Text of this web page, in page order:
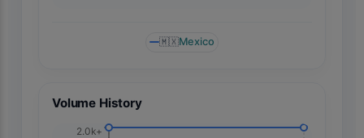
🇲🇽Mexico
Volume History
2.0k+